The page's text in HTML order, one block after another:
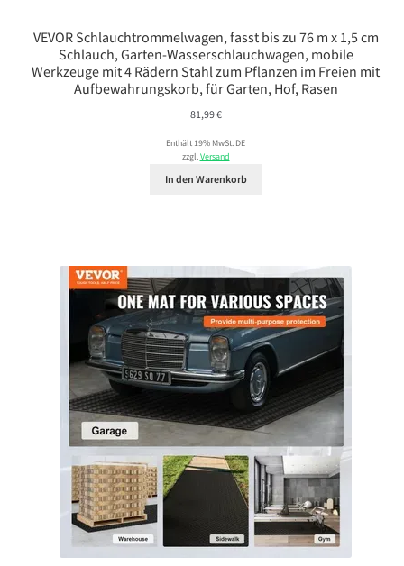
VEVOR Schlauchtrommelwagen, fasst bis zu 76 m x 1,5 cm
Schlauch, Garten-Wasserschlauchwagen, mobile
Werkzeuge mit 4 Rädern Stahl zum Pflanzen im Freien mit
Aufbewahrungskorb, für Garten, Hof, Rasen
81,99€
Enthält 19% MwSt. DE
zzgl.Versand
In den Warenkorb